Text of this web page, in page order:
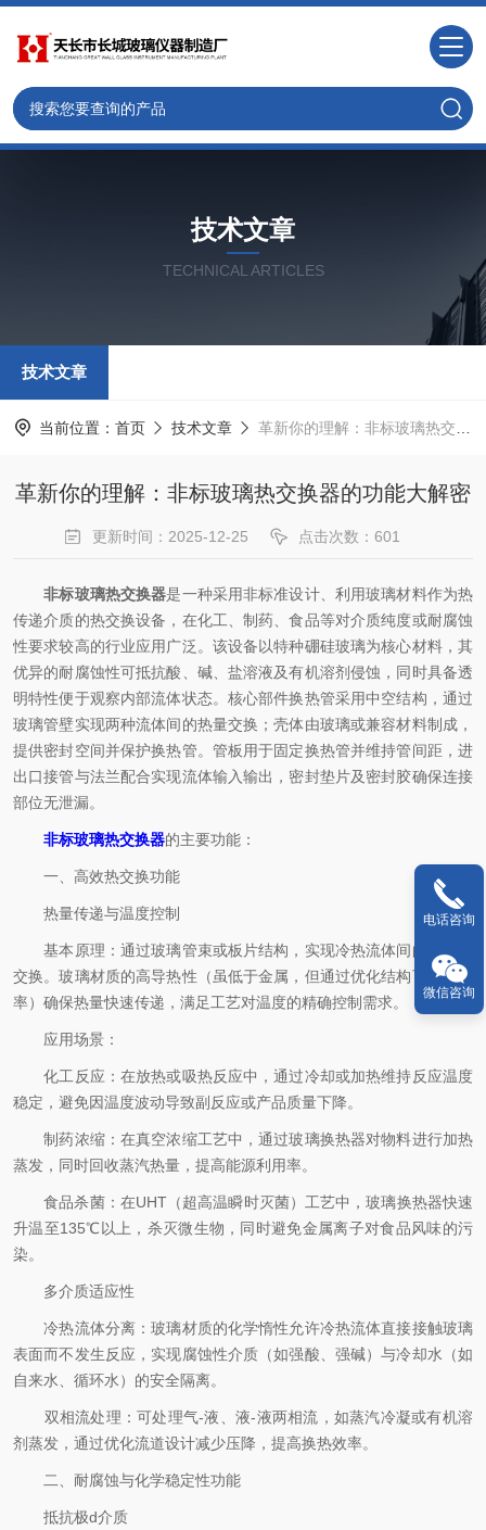
技术文章
TECHNICAL ARTICLES
技术文章
当前位置： 首页 技术文章 革新你的理解：非标玻璃热交换器的功能大解密
革新你的理解：非标玻璃热交换器的功能大解密
更新时间：2025-12-25 点击次数：601
非标玻璃热交换器是一种采用非标准设计、利用玻璃材料作为热
传递介质的热交换设备，在化工、制药、食品等对介质纯度或耐腐蚀
性要求较高的行业应用广泛。该设备以特种硼硅玻璃为核心材料，其
优异的耐腐蚀性可抵抗酸、碱、盐溶液及有机溶剂侵蚀，同时具备透
明特性便于观察内部流体状态。核心部件换热管采用中空结构，通过
玻璃管壁实现两种流体间的热量交换；壳体由玻璃或兼容材料制成，
提供密封空间并保护换热管。管板用于固定换热管并维持管间距，进
出口接管与法兰配合实现流体输入输出，密封垫片及密封胶确保连接
部位无泄漏。
非标玻璃热交换器的主要功能：
一、高效热交换功能
热量传递与温度控制
基本原理：通过玻璃管束或板片结构，实现冷热流体间的间接热
交换。玻璃材质的高导热性（虽低于金属，但通过优化结构可提升效
率）确保热量快速传递，满足工艺对温度的精确控制需求。
应用场景：
化工反应：在放热或吸热反应中，通过冷却或加热维持反应温度
稳定，避免因温度波动导致副反应或产品质量下降。
制药浓缩：在真空浓缩工艺中，通过玻璃换热器对物料进行加热
蒸发，同时回收蒸汽热量，提高能源利用率。
食品杀菌：在UHT（超高温瞬时灭菌）工艺中，玻璃换热器快速
升温至135℃以上，杀灭微生物，同时避免金属离子对食品风味的污
染。
多介质适应性
冷热流体分离：玻璃材质的化学惰性允许冷热流体直接接触玻璃
表面而不发生反应，实现腐蚀性介质（如强酸、强碱）与冷却水（如
自来水、循环水）的安全隔离。
双相流处理：可处理气-液、液-液两相流，如蒸汽冷凝或有机溶
剂蒸发，通过优化流道设计减少压降，提高换热效率。
二、耐腐蚀与化学稳定性功能
抵抗极d介质
电话咨询
微信咨询